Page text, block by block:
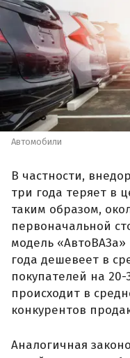
Автомобили
В частности,
три года теряет в
таким образом,
первоначальной
модель «АвтоВАЗа»
года дешевеет в
покупателей на
происходит в
конкурентов
Аналогичная